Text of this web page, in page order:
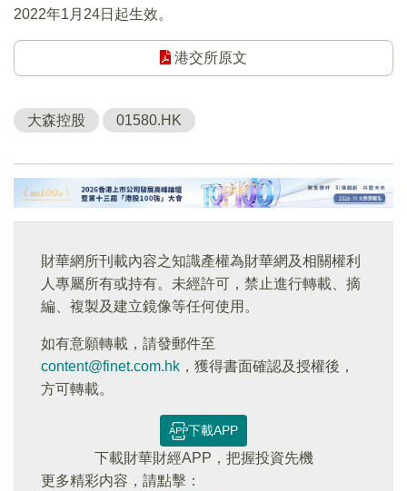
2022年1月24日起生效。
港交所原文
大森控股 01580.HK
財華網所刊載內容之知識產權為財華網及相關權利
人專屬所有或持有。未經許可，禁止進行轉載、摘
編、複製及建立鏡像等任何使用。
如有意願轉載，請發郵件至
content@finet.com.hk ，獲得書面確認及授權後，
方可轉載。
下載APP
下載財華財經APP，把握投資先機
更多精彩内容，請點擊：